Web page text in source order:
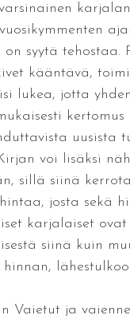
syytä
kääntävä,
lukea, jotta
uusista
voi lisäksi
sillä siinä
josta sekä
karjalaiset
siinä kuin
ja